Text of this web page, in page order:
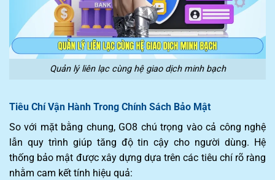
Quản lý liên lạc cùng hệ giao dịch minh bạch
Tiêu Chí Vận Hành Trong Chính Sách Bảo Mật
So với mặt bằng chung, GO8 chú trọng vào cả công nghệ
lẫn quy trình giúp tăng độ tin cậy cho người dùng. Hệ
thống bảo mật được xây dựng dựa trên các tiêu chí rõ ràng
nhằm cam kết tính hiệu quả: